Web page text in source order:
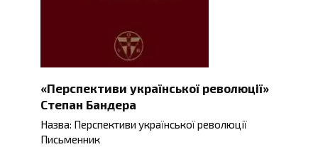
«Перспективи української революції»
Степан Бандера
Назва: Перспективи української революції
Письменник